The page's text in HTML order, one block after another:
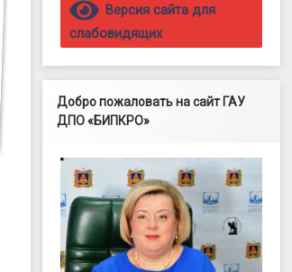
Версия сайта для
слабовидящих
Добро пожаловать на сайт ГАУ
ДПО «БИПКРО»